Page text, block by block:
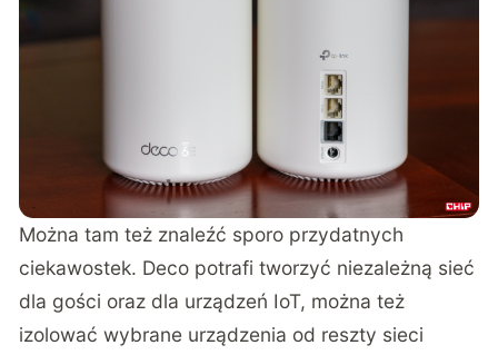
Można tam też znaleźć sporo przydatnych
ciekawostek. Deco potrafi tworzyć niezależną sieć
dla gości oraz dla urządzeń IoT, można też
izolować wybrane urządzenia od reszty sieci